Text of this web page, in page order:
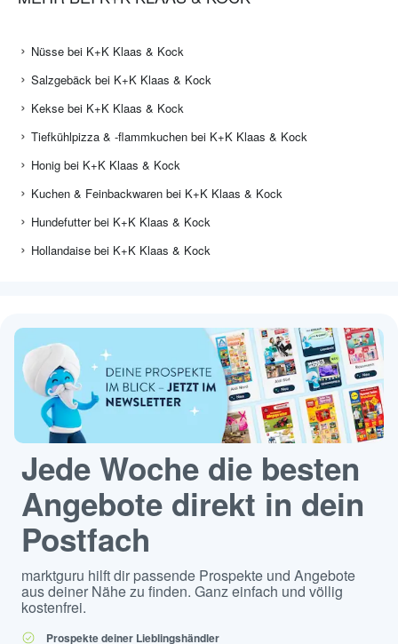
Nüsse bei K+K Klaas & Kock
Salzgebäck bei K+K Klaas & Kock
Kekse bei K+K Klaas & Kock
Tiefkühlpizza & -flammkuchen bei K+K Klaas & Kock
Honig bei K+K Klaas & Kock
Kuchen & Feinbackwaren bei K+K Klaas & Kock
Hundefutter bei K+K Klaas & Kock
Hollandaise bei K+K Klaas & Kock
Jede Woche die besten
Angebote direkt in dein
Postfach
marktguru hilft dir passende Prospekte und Angebote
aus deiner Nähe zu finden. Ganz einfach und völlig
kostenfrei.
Prospekte deiner Lieblingshändler